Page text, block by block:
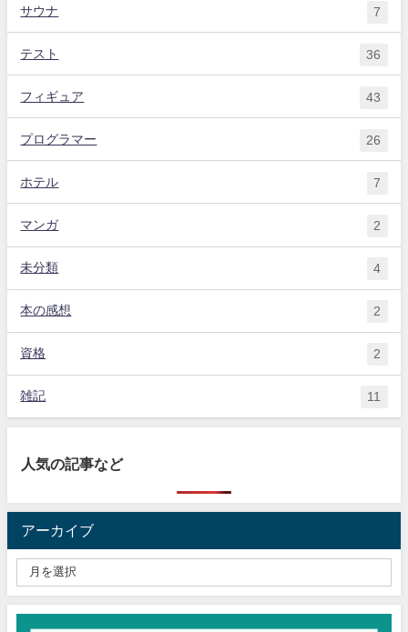
サウナ 7
テスト 36
フィギュア 43
プログラマー 26
ホテル 7
マンガ 2
未分類 4
本の感想 2
資格 2
雑記 11
人気の記事など
アーカイブ